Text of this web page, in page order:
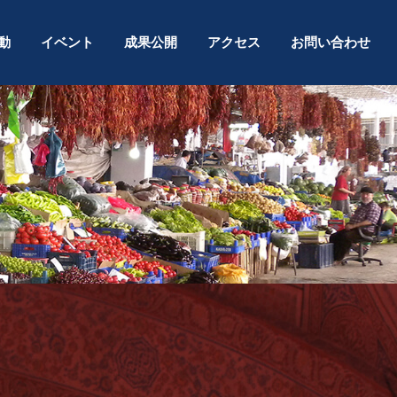
イベント 成果公開 アクセス お問い合わせ